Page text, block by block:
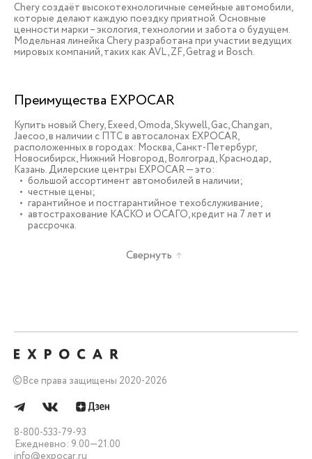
Chery создаёт высокотехнологичные семейные автомобили,
которые делают каждую поездку приятной. Основные
ценности марки – экология, технологии и забота о будущем.
Модельная линейка Chery разработана при участии ведущих
мировых компаний, таких как AVL, ZF, Getrag и Bosch.
Преимущества EXPOCAR
Купить новый Chery, Exeed, Omoda, Skywell, Gac, Changan,
Jaecoo, в наличии c ПТС в автосалонах EXPOCAR,
расположенных в городах: Москва, Санкт-Петербург,
Новосибирск, Нижний Новгород, Волгоград, Краснодар,
Казань. Дилерские центры EXPOCAR — это:
большой ассортимент автомобилей в наличии;
честные цены;
гарантийное и постгарантийное техобслуживание;
автострахование КАСКО и ОСАГО, кредит на 7 лет и
рассрочка.
Свернуть
©Все права защищены 2020-2026
8-800-533-79-93
Ежедневно: 9.00—21.00